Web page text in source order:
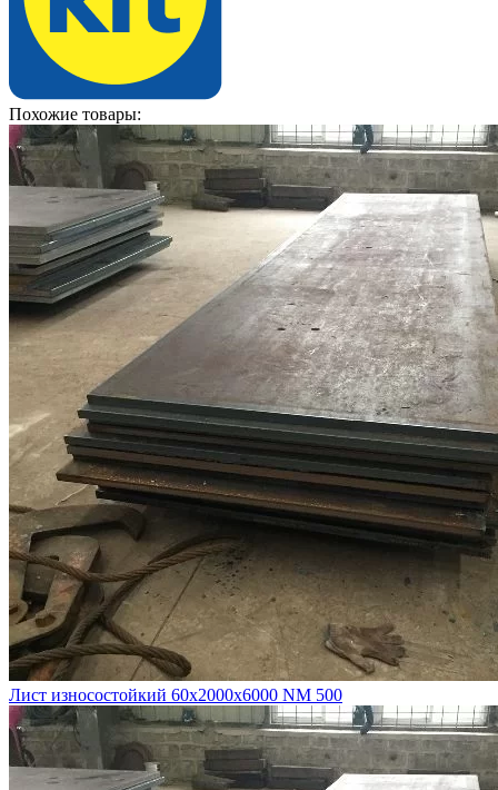
Похожие товары:
Лист износостойкий 60х2000х6000 NM 500